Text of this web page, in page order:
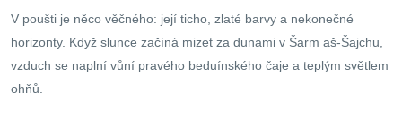
V poušti je něco věčného: její ticho, zlaté barvy a nekonečné
horizonty. Když slunce začíná mizet za dunami v Šarm aš-Šajchu,
vzduch se naplní vůní pravého beduínského čaje a teplým světlem
ohňů.